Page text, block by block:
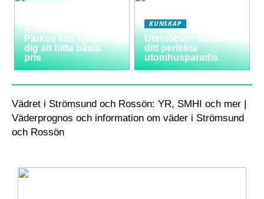
Arlanda och hur
Parkos kan hjälpa
dig att hitta bästa
pris
KUNSKAP
Utemöbler: Skapa
ditt perfekta
utomhusparadis
Vädret i Strömsund och Rossön: YR, SMHI och mer |
Väderprognos och information om väder i Strömsund
och Rossön